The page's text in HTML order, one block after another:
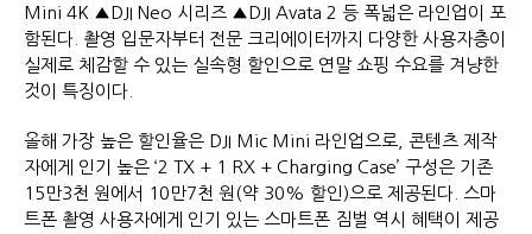
Mini 4K ▲DJI Neo 시리즈 ▲DJI Avata 2 등 폭넓은 라인업이 포
함된다. 촬영 입문자부터 전문 크리에이터까지 다양한 사용자층이
실제로 체감할 수 있는 실속형 할인으로 연말 쇼핑 수요를 겨냥한
것이 특징이다.
올해 가장 높은 할인율은 DJI Mic Mini 라인업으로, 콘텐츠 제작
자에게 인기 높은 ‘2 TX + 1 RX + Charging Case’ 구성은 기존
15만3천 원에서 10만7천 원(약 30% 할인)으로 제공된다. 스마
트폰 촬영 사용자에게 인기 있는 스마트폰 짐벌 역시 혜택이 제공